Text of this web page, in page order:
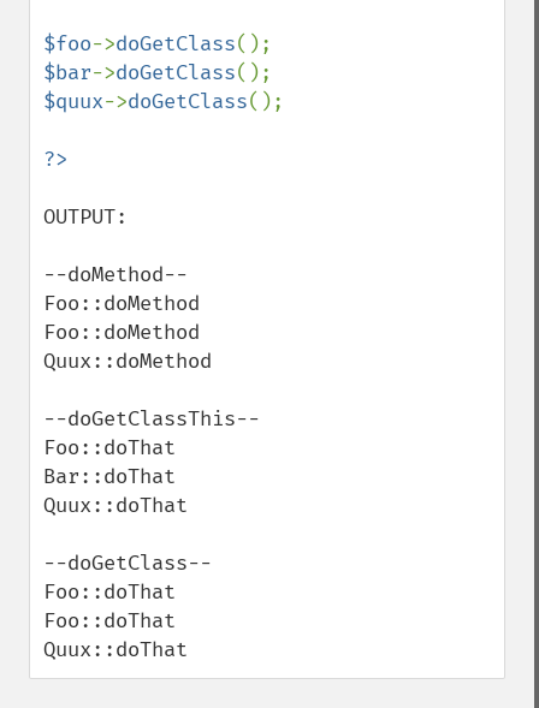
$foo->doGetClass
$bar->doGetClass
$quux->doGetClass();
OUTPUT:
--doMethod--
Foo::doMethod
Foo::doMethod
Quux::doMethod
--doGetClassThis--
Foo::doThat
Bar::doThat
Quux::doThat
--doGetClass--
Foo::doThat
Foo::doThat
Quux::doThat